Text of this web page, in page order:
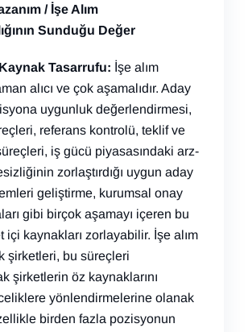
/ İşe Alım
Sunduğu Değer
Tasarrufu: İşe alım
alıcı ve çok aşamalıdır. Aday
uygunluk değerlendirmesi,
referans kontrolü, teklif ve
iş gücü piyasasındaki arz-
zorlaştırdığı uygun aday
geliştirme, kurumsal onay
gibi birçok aşamayı içeren bu
içi kaynakları zorlayabilir. İşe alım
şirketleri, bu süreçleri
şirketlerin öz kaynaklarını
yönlendirmelerine olanak
birden fazla pozisyonun